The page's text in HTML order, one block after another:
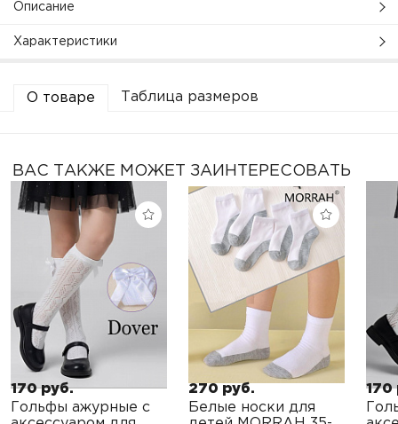
Описание
Характеристики
О товаре Таблица размеров
ВАС ТАКЖЕ МОЖЕТ ЗАИНТЕРЕСОВАТЬ
170 руб.
Гольфы ажурные с
270 руб.
Белые носки для
170